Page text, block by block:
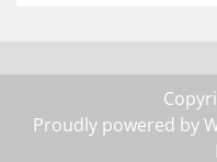
Proudly powered by